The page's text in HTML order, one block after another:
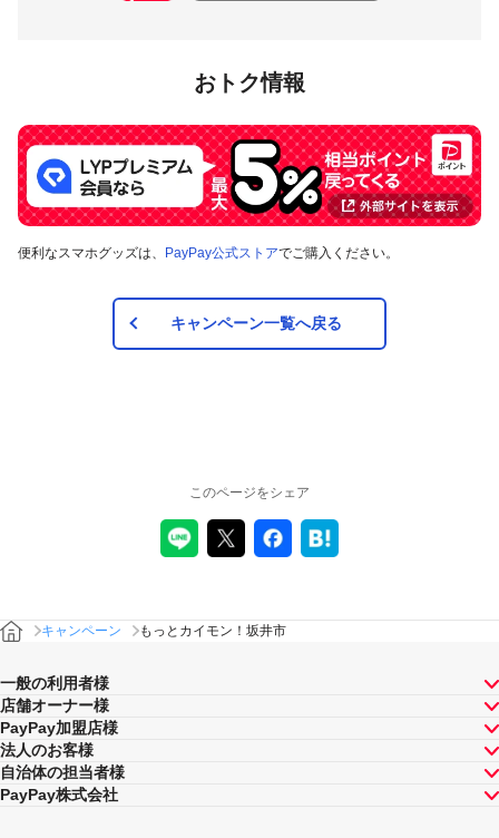
おトク情報
便利なスマホグッズは、 PayPay公式ストアでご購入ください。
キャンペーン一覧へ戻る
このページをシェア
キャンペーン もっとカイモン！坂井市
一般の利用者様
店舗オーナー様
PayPay加盟店様
法人のお客様
自治体の担当者様
PayPay株式会社